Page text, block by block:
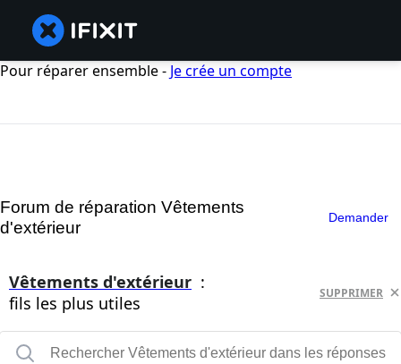
Pour réparer ensemble - Je crée un compte
Forum de réparation Vêtements
d'extérieur
Demander
Vêtements d'extérieur :
fils les plus utiles
SUPPRIMER